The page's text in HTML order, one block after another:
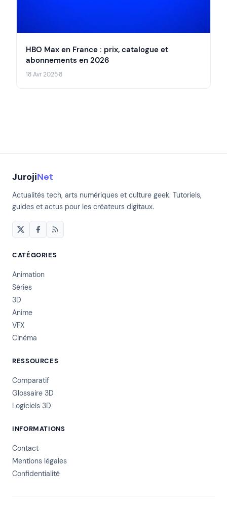
HBO Max en France : prix, catalogue et
abonnements en 2026
18 Avr 2025·8
JurojiNet
Actualités tech, arts numériques et culture geek. Tutoriels,
guides et actus pour les créateurs digitaux.
CATÉGORIES
Animation
Séries
3D
Anime
VFX
Cinéma
RESSOURCES
Comparatif
Glossaire 3D
Logiciels 3D
INFORMATIONS
Contact
Mentions légales
Confidentialité